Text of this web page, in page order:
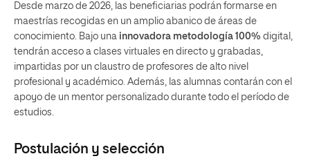
Desde marzo de 2026, las beneficiarias podrán formarse en
maestrías recogidas en un amplio abanico de áreas de
conocimiento. Bajo una innovadora metodología 100% digital,
tendrán acceso a clases virtuales en directo y grabadas,
impartidas por un claustro de profesores de alto nivel
profesional y académico. Además, las alumnas contarán con el
apoyo de un mentor personalizado durante todo el período de
estudios.
Postulación y selección